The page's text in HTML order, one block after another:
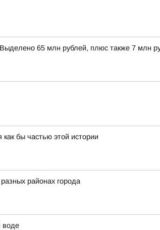
65 млн рублей, плюс также 7 млн
бы частью этой истории
районах города
воде